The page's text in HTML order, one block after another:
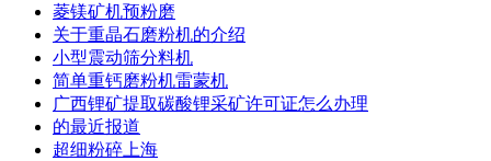
菱镁矿机预粉磨
关于重晶石磨粉机的介绍
小型震动筛分料机
简单重钙磨粉机雷蒙机
广西锂矿提取碳酸锂采矿许可证怎么办理
的最近报道
超细粉碎上海